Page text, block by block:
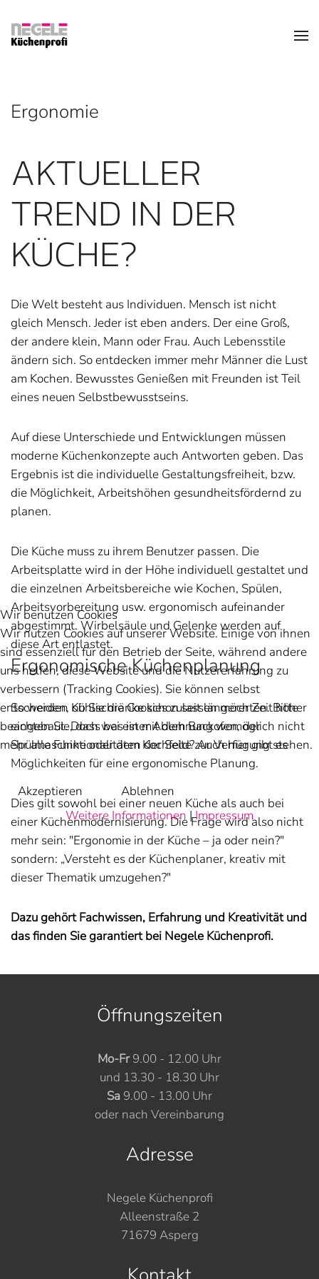
Zum Hauptinhalt springen
Ergonomie
AKTUELLER
TREND IN DER
KÜCHE?
Die Welt besteht aus Individuen. Mensch ist nicht
gleich Mensch. Jeder ist eben anders. Der eine Groß,
der andere klein, Mann oder Frau. Auch Lebensstile
ändern sich. So entdecken immer mehr Männer die Lust
am Kochen. Bewusstes Genießen mit Freunden ist Teil
eines neuen Selbstbewusstseins.
Auf diese Unterschiede und Entwicklungen müssen
moderne Küchenkonzepte auch Antworten geben. Das
Ergebnis ist die individuelle Gestaltungsfreiheit, bzw.
die Möglichkeit, Arbeitshöhen gesundheitsfördernd zu
planen.
Die Küche muss zu ihrem Benutzer passen. Die
Arbeitsplatte wird in der Höhe individuell gestaltet und
die einzelnen Arbeitsbereiche wie Kochen, Spülen,
Arbeitsvorbereitung usw. ergonomisch aufeinander
abgestimmt. Wirbelsäule und Gelenke werden auf
diese Art entlastet.
Ergonomische Küchenplanung
So werden Kühlschränke schon seit längerer Zeit höher
eingebaut. Doch was ist mit dem Backofen, der
Spülmaschine oder dem Kochfeld? Auch hier gibt es
Möglichkeiten für eine ergonomische Planung.
Dies gilt sowohl bei einer neuen Küche als auch bei
einer Küchenmodernisierung. Die Frage wird also nicht
mehr sein: "Ergonomie in der Küche – ja oder nein?"
sondern: „Versteht es der Küchenplaner, kreativ mit
dieser Thematik umzugehen?"
Dazu gehört Fachwissen, Erfahrung und Kreativität und
das finden Sie garantiert bei Negele Küchenprofi.
Öffnungszeiten
Mo-Fr9.00 - 12.00 Uhr
und 13.30 - 18.30 Uhr
Sa 9.00 - 13.00 Uhr
oder nach Vereinbarung
Adresse
Negele Küchenprofi
Alleenstraße 2
71679 Asperg
Wir benutzen Cookies
Wir nutzen Cookies auf unserer Website. Einige von ihnen
sind essenziell für den Betrieb der Seite, während andere
uns helfen, diese Website und die Nutzererfahrung zu
verbessern (Tracking Cookies). Sie können selbst
entscheiden, ob Sie die Cookies zulassen möchten. Bitte
beachten Sie, dass bei einer Ablehnung womöglich nicht
mehr alle Funktionalitäten der Seite zur Verfügung stehen.
Akzeptieren
Ablehnen
Weitere Informationen |Impressum